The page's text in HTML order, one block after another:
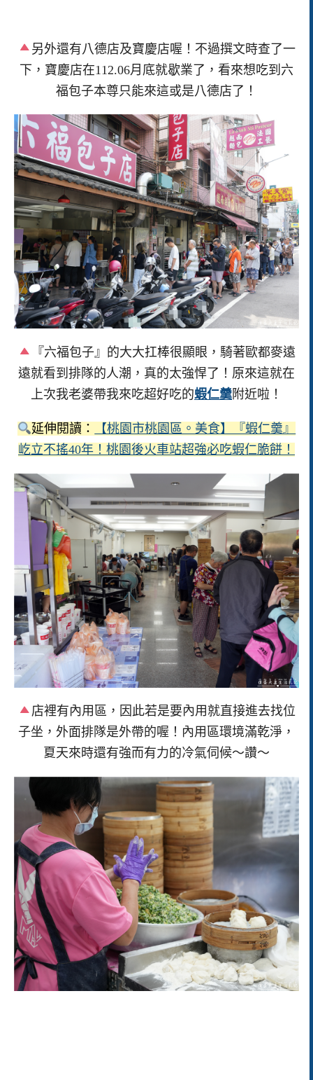
另外還有八德店及寶慶店喔！不過撰文時查了一
下，寶慶店在112.06月底就歇業了，看來想吃到六
福包子本尊只能來這或是八德店了！
『六福包子』的大大扛棒很顯眼，騎著歐都麥遠
遠就看到排隊的人潮，真的太強悍了！原來這就在
上次我老婆帶我來吃超好吃的蝦仁羹附近啦！
延伸閱讀：
【桃園市桃園區。美食】『蝦仁羹』
屹立不搖40年！桃園後火車站超強必吃蝦仁脆餅！
店裡有內用區，因此若是要內用就直接進去找位
子坐，外面排隊是外帶的喔！內用區環境滿乾淨，
夏天來時還有強而有力的冷氣伺候～讚～